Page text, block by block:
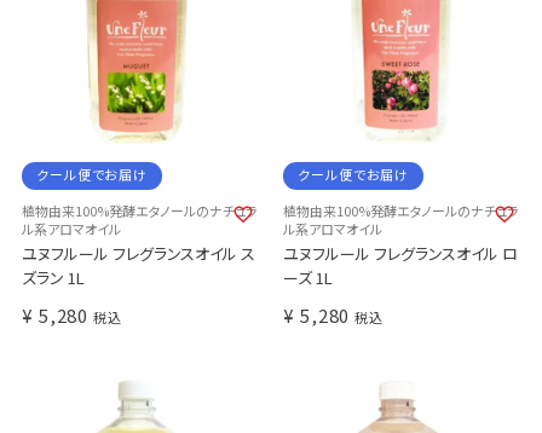
クール便でお届け
植物由来100%発酵エタノールのナチュラ
ル系アロマオイル
ユヌフルール フレグランスオイル ス
ズラン 1L
¥ 5,280 税込
クール便でお届け
植物由来100%発酵エタノールのナチュラ
ル系アロマオイル
ユヌフルール フレグランスオイル ロ
ーズ 1L
¥ 5,280 税込